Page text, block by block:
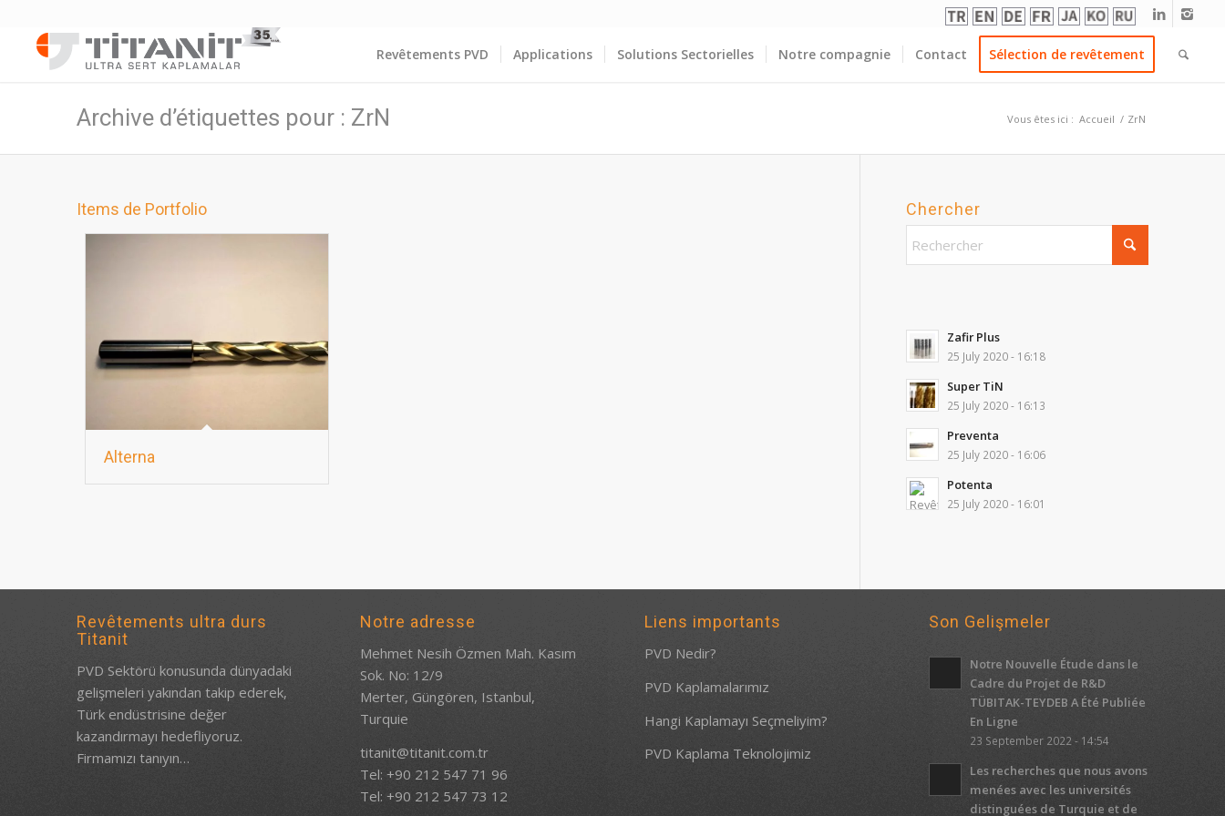
Revêtements PVD Applications Solutions Sectorielles Notre compagnie Contact Sélection de revêtement
Archive d’étiquettes pour : ZrN Vous êtes ici : Accueil / ZrN
Items de Portfolio
Alterna
Chercher
Zafir Plus
25 July 2020 - 16:18
Super TiN
25 July 2020 - 16:13
Preventa
25 July 2020 - 16:06
Potenta
25 July 2020 - 16:01
Revêtements ultra durs
Titanit
PVD Sektörü konusunda dünyadaki
gelişmeleri yakından takip ederek,
Türk endüstrisine değer
kazandırmayı hedefliyoruz.
Firmamızı tanıyın…
Notre adresse
Mehmet Nesih Özmen Mah. Kasım
Sok. No: 12/9
Merter, Güngören, Istanbul,
Turquie
titanit@titanit.com.tr
Tel: +90 212 547 71 96
Tel: +90 212 547 73 12
Liens importants
PVD Nedir?
PVD Kaplamalarımız
Hangi Kaplamayı Seçmeliyim?
PVD Kaplama Teknolojimiz
Son Gelişmeler
Notre Nouvelle Étude dans le
Cadre du Projet de R&D
TÜBITAK-TEYDEB A Été Publiée
En Ligne
23 September 2022 - 14:54
Les recherches que nous avons
menées avec les universités
distinguées de Turquie et de